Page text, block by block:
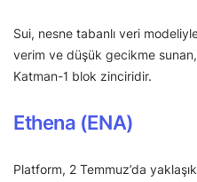
Sui, nesne tabanlı veri
verim ve düşük gecikme
Katman-1 blok zinciridir.
Ethena (ENA)
Platform, 2 Temmuz’da